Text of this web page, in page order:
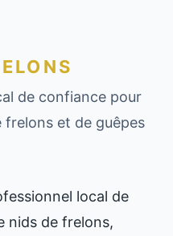
de confiance pour
frelons et de guêpes
local de
nids de frelons,